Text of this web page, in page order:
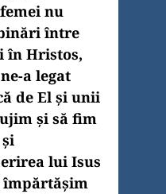
nu
între
în Hristos,
a legat
de El şi unii
şi să fim
lui Isus
împărtăşim